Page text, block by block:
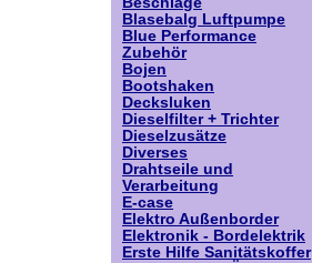
Blasebalg Luftpumpe
Blue Performance
Zubehör
Bojen
Bootshaken
Decksluken
Dieselfilter + Trichter
Dieselzusätze
Diverses
Drahtseile und
Verarbeitung
E-case
Elektro Außenborder
Elektronik - Bordelektrik
Erste Hilfe Sanitätskoffer